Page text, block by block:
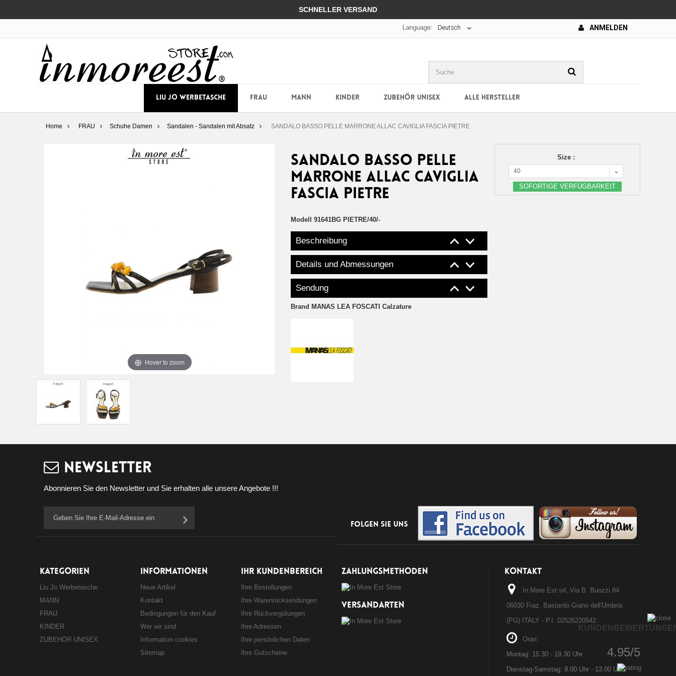
SCHNELLER VERSAND
ANMELDEN
Language: Deutsch
LIU JO WERBETASCHE FRAU MANN KINDER ZUBEHÖR UNISEX ALLE HERSTELLER
Home FRAU Schuhe Damen Sandalen - Sandalen mit Absatz SANDALO BASSO PELLE MARRONE ALLAC CAVIGLIA FASCIA PIETRE
Hover to zoom
SANDALO BASSO PELLE
MARRONE ALLAC CAVIGLIA
FASCIA PIETRE
Modell 91641BG PIETRE/40/-
Beschreibung
Details und Abmessungen
Sendung
Brand MANAS LEA FOSCATI Calzature
Size :
40
SOFORTIGE VERFÜGBARKEIT
Newsletter
Abonnieren Sie den Newsletter und Sie erhalten alle unsere Angebote !!!
Folgen Sie uns
KATEGORIEN
Liu Jo Werbetasche
MANN
FRAU
KINDER
ZUBEHÖR UNISEX
INFORMATIONEN
Neue Artikel
Kontakt
Bedingungen für den Kauf
Wer wir sind
Information cookies
Sitemap
IHR KUNDENBEREICH
Ihre Bestellungen
Ihre Warenrücksendungen
Ihre Rückvergütungen
Ihre Adressen
Ihre persönlichen Daten
Ihre Gutscheine
ZAHLUNGSMETHODEN
VERSANDARTEN
KONTAKT
In More Est srl, Via B. Buozzi 84
06030 Fraz. Bastardo Giano dell'Umbria
(PG) ITALY - P.I. 02526220542
Orari:
Montag: 15.30 - 19.30 Uhr
Dienstag-Samstag: 9.00 Uhr - 13.00 Uhr /
4.95/5